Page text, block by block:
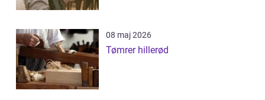
08 maj 2026
Tømrer hillerød